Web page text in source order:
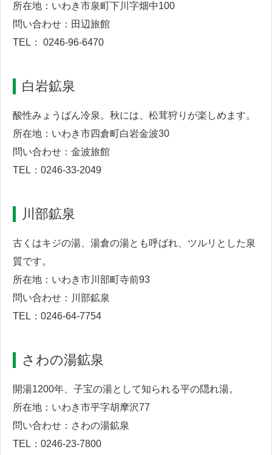
所在地：いわき市泉町下川字畑中100
問い合わせ：田辺旅館
TEL： 0246-96-6470
白岩鉱泉
酸性みょうばん冷泉。秋には、松茸狩りが楽しめます。
所在地：いわき市四倉町白岩金波30
問い合わせ：金波旅館
TEL：0246-33-2049
川部鉱泉
古くはキジの湯、湯倉の湯とも呼ばれ、ツルリとした泉
質です。
所在地：いわき市川部町寺前93
問い合わせ：川部鉱泉
TEL：0246-64-7754
さわの湯鉱泉
開湯1200年、子宝の湯として知られる平の隠れ湯。
所在地：いわき市平字胡摩沢77
問い合わせ：さわの湯鉱泉
TEL：0246-23-7800